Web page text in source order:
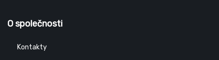
O společnosti
Kontakty